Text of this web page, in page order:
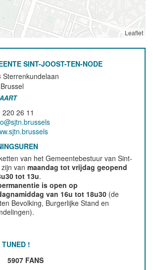
Leaflet
SINT-JOOST-TEN-NODE
Sterrenkundelaan
Brussel
220 26 11
van het Gemeentebestuur van Sint-
zijn vanmaandag tot vrijdag geopend
tot 13u.
is open op
van 16u tot 18u30 (de
Bevolking, Burgerlijke Stand en
TUNED !
5907 FANS